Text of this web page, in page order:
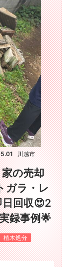
川越市
の売却
ガラ・レ
回収😍2
録事例🌟
植木処分